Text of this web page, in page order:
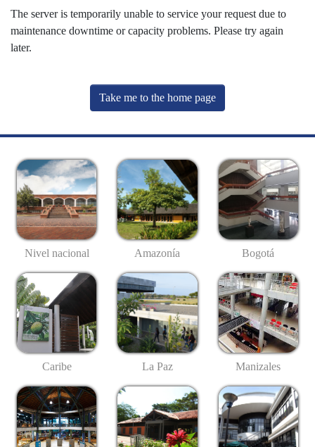
The server is temporarily unable to service your request due to
maintenance downtime or capacity problems. Please try again
later.
Take me to the home page
Nivel nacional Amazonía Bogotá
Caribe La Paz Manizales